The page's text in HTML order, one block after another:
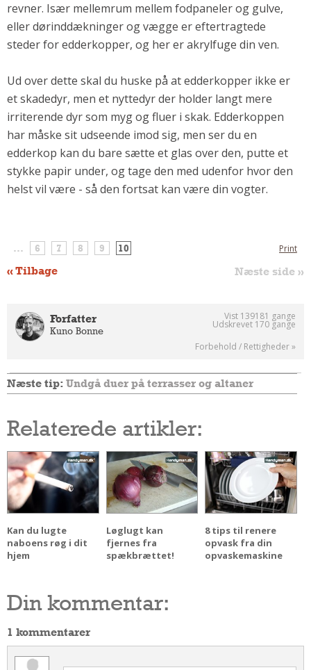
Skadedyr
Om Værktøj
RENGØRING
Rengøring Af Overflader
Pletleksikon
revner. Især mellemrum mellem fodpaneler og gulve,
eller dørinddækninger og vægge er eftertragtede
steder for edderkopper, og her er akrylfuge din ven.
Ud over dette skal du huske på at edderkopper ikke er
et skadedyr, men et nyttedyr der holder langt mere
irriterende dyr som myg og fluer i skak. Edderkoppen
har måske sit udseende imod sig, men ser du en
edderkop kan du bare sætte et glas over den, putte et
stykke papir under, og tage den med udenfor hvor den
helst vil være - så den fortsat kan være din vogter.
... 6 7 8 9 10
« Tilbage Næste side »
Print
Forfatter
Kuno Bonne
Vist 139181 gange
Udskrevet 170 gange
Forbehold / Rettigheder »
Næste tip: Undgå duer på terrasser og altaner
Relaterede artikler:
Kan du lugte
naboens røg i dit
hjem
Løglugt kan
fjernes fra
spækbrættet!
8 tips til renere
opvask fra din
opvaskemaskine
Din kommentar:
1 kommentarer